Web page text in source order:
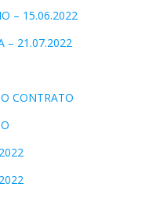
– 15.06.2022
– 21.07.2022
CONTRATO